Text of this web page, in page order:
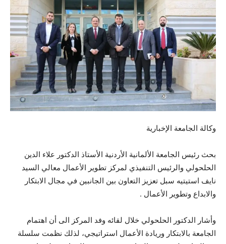
وكالة الجامعة الإخبارية
بحث رئيس الجامعة الألمانية الأردنية الأستاذ الدكتور علاء الدين
الحلحولي والرئيس التنفيذي لمركز تطوير الأعمال معالي السيد
نايف استيتيه سبل تعزيز التعاون بين الجانبين في مجال الابتكار
والابداع وتطوير الأعمال .
وأشار الدكتور الحلحولي خلال لقائه وفد المركز الى أن اهتمام
الجامعة بالابتكار وريادة الأعمال استراتيجي، لذلك نظمت سلسلة